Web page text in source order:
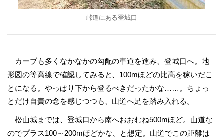
峠道にある登城口
カーブも多くなかなかの勾配の車道を進み、登城口へ。地
形図の等高線で確認してみると、100mほどの比高を稼いだこ
とになる。やっぱり下から登るべきだったかな……。ちょっ
とだけ自責の念を感じつつも、山道へ足を踏み入れる。
松山城までは、登城口から南へおおむね500mほど。山道な
のでプラス100～200mほどかな、と想定。山道でこの距離は